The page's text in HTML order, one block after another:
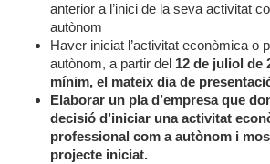
anterior a l’inici de la seva activitat
autònom
Haver iniciat l’activitat econòmica o
autònom, a partir del 12 de juliol de
mínim, el mateix dia de
Elaborar un pla d’empresa que
decisió d’iniciar una activitat
professional com a autònom i
projecte iniciat.